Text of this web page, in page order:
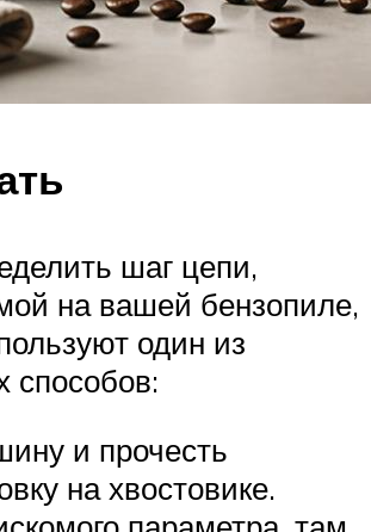
шаг цепи,
на вашей бензопиле,
один из
способов:
и прочесть
на хвостовике.